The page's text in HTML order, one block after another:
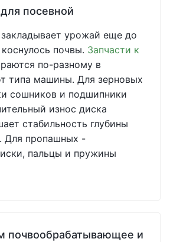
посевной
закладывает урожай еще до
почвы. Запчасти к
по-разному в
типа машины. Для зерновых
сошников и подшипники
износ диска
стабильность глубины
Для пропашных -
пальцы и пружины
почвообрабатывающее и